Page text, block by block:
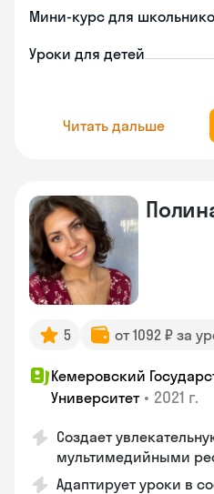
Мини-курс для
Уроки для детей
Читать дальше
5 от 1092 ₽ за
Кемеровский
Университет • 2021 г.
Создает
мультимедийными
Адаптирует уроки в